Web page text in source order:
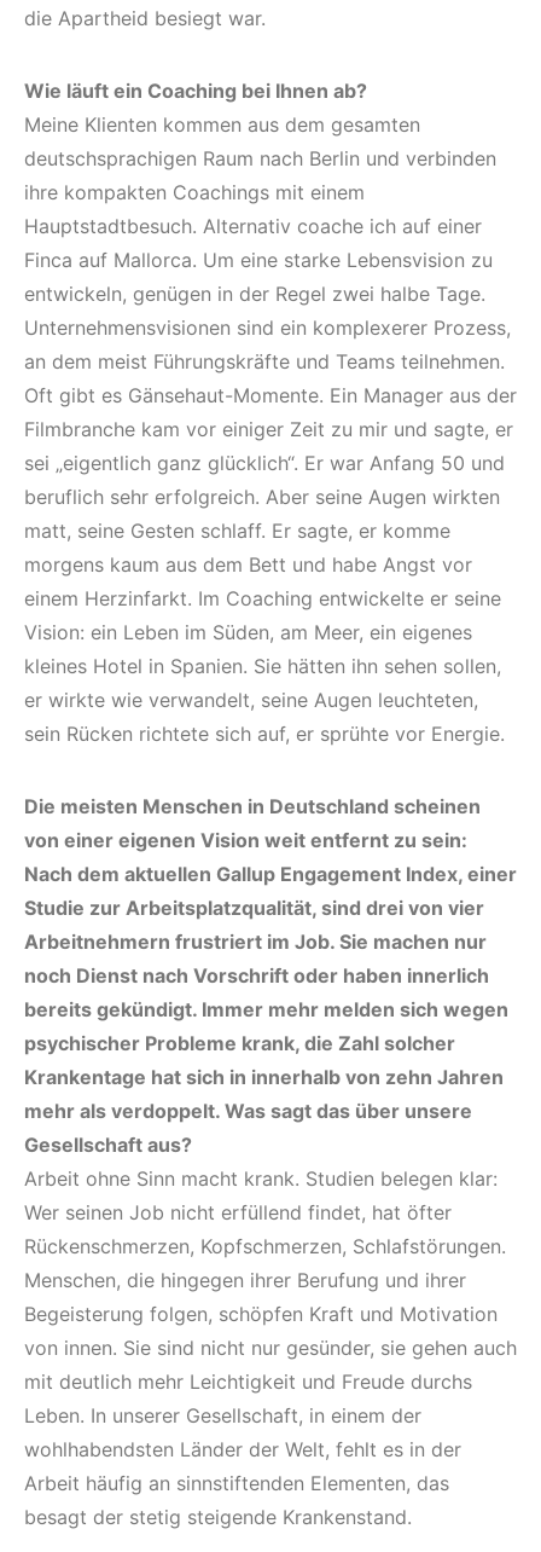
die Apartheid besiegt war.
Wie läuft ein Coaching bei Ihnen ab?
Meine Klienten kommen aus dem gesamten
deutschsprachigen Raum nach Berlin und verbinden
ihre kompakten Coachings mit einem
Hauptstadtbesuch. Alternativ coache ich auf einer
Finca auf Mallorca. Um eine starke Lebensvision zu
entwickeln, genügen in der Regel zwei halbe Tage.
Unternehmensvisionen sind ein komplexerer Prozess,
an dem meist Führungskräfte und Teams teilnehmen.
Oft gibt es Gänsehaut-Momente. Ein Manager aus der
Filmbranche kam vor einiger Zeit zu mir und sagte, er
sei „eigentlich ganz glücklich“. Er war Anfang 50 und
beruflich sehr erfolgreich. Aber seine Augen wirkten
matt, seine Gesten schlaff. Er sagte, er komme
morgens kaum aus dem Bett und habe Angst vor
einem Herzinfarkt. Im Coaching entwickelte er seine
Vision: ein Leben im Süden, am Meer, ein eigenes
kleines Hotel in Spanien. Sie hätten ihn sehen sollen,
er wirkte wie verwandelt, seine Augen leuchteten,
sein Rücken richtete sich auf, er sprühte vor Energie.
Die meisten Menschen in Deutschland scheinen
von einer eigenen Vision weit entfernt zu sein:
Nach dem aktuellen Gallup Engagement Index, einer
Studie zur Arbeitsplatzqualität, sind drei von vier
Arbeitnehmern frustriert im Job. Sie machen nur
noch Dienst nach Vorschrift oder haben innerlich
bereits gekündigt. Immer mehr melden sich wegen
psychischer Probleme krank, die Zahl solcher
Krankentage hat sich in innerhalb von zehn Jahren
mehr als verdoppelt. Was sagt das über unsere
Gesellschaft aus?
Arbeit ohne Sinn macht krank. Studien belegen klar:
Wer seinen Job nicht erfüllend findet, hat öfter
Rückenschmerzen, Kopfschmerzen, Schlafstörungen.
Menschen, die hingegen ihrer Berufung und ihrer
Begeisterung folgen, schöpfen Kraft und Motivation
von innen. Sie sind nicht nur gesünder, sie gehen auch
mit deutlich mehr Leichtigkeit und Freude durchs
Leben. In unserer Gesellschaft, in einem der
wohlhabendsten Länder der Welt, fehlt es in der
Arbeit häufig an sinnstiftenden Elementen, das
besagt der stetig steigende Krankenstand.